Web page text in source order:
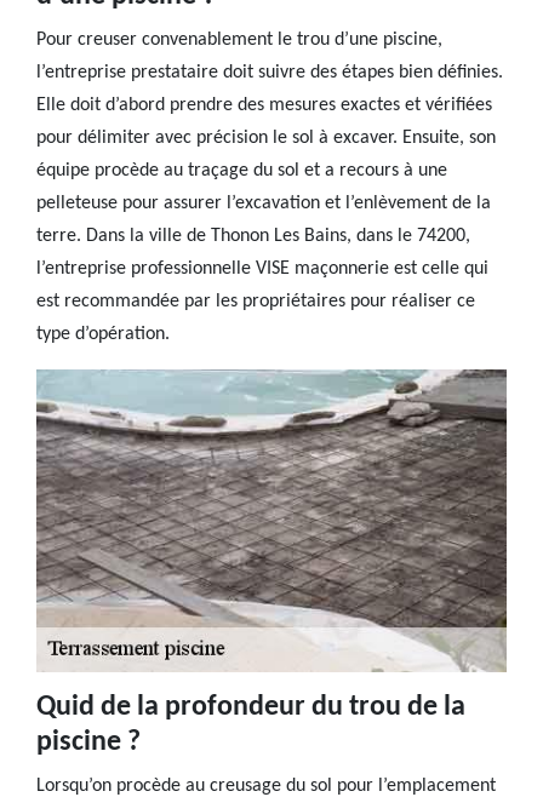
Pour creuser convenablement le trou d’une piscine,
l’entreprise prestataire doit suivre des étapes bien définies.
Elle doit d’abord prendre des mesures exactes et vérifiées
pour délimiter avec précision le sol à excaver. Ensuite, son
équipe procède au traçage du sol et a recours à une
pelleteuse pour assurer l’excavation et l’enlèvement de la
terre. Dans la ville de Thonon Les Bains, dans le 74200,
l’entreprise professionnelle VISE maçonnerie est celle qui
est recommandée par les propriétaires pour réaliser ce
type d’opération.
Quid de la profondeur du trou de la
piscine ?
Lorsqu’on procède au creusage du sol pour l’emplacement